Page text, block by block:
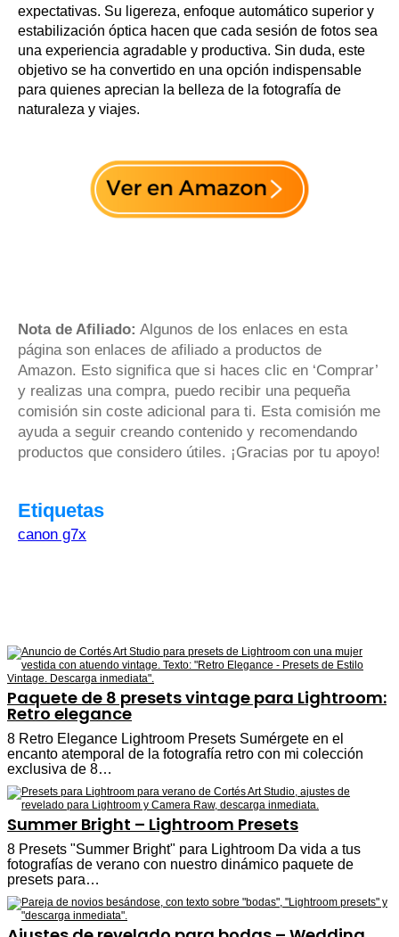
expectativas. Su ligereza, enfoque automático superior y
estabilización óptica hacen que cada sesión de fotos sea
una experiencia agradable y productiva. Sin duda, este
objetivo se ha convertido en una opción indispensable
para quienes aprecian la belleza de la fotografía de
naturaleza y viajes.
Nota de Afiliado: Algunos de los enlaces en esta
página son enlaces de afiliado a productos de
Amazon. Esto significa que si haces clic en ‘Comprar’
y realizas una compra, puedo recibir una pequeña
comisión sin coste adicional para ti. Esta comisión me
ayuda a seguir creando contenido y recomendando
productos que considero útiles. ¡Gracias por tu apoyo!
Etiquetas
canon g7x
Paquete de 8 presets vintage para Lightroom:
Retro elegance
8 Retro Elegance Lightroom Presets Sumérgete en el
encanto atemporal de la fotografía retro con mi colección
exclusiva de 8…
Summer Bright – Lightroom Presets
8 Presets "Summer Bright" para Lightroom Da vida a tus
fotografías de verano con nuestro dinámico paquete de
presets para…